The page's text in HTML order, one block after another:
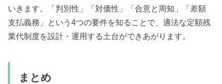
いきます。「判別性」「対価性」「合意と周知」「差額
支払義務」という4つの要件を知ることで、適法な定額残
業代制度を設計・運用する土台ができあがります。
まとめ